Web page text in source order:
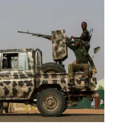
- BTTTT cấp ngày 24.3.2020
về Báo Thanh Niên. Cấm sao
có sự chấp thuận bằng văn
JSC.